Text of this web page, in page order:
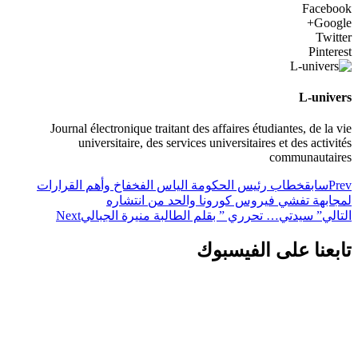
Facebook
Google+
Twitter
Pinterest
L-univers
Journal électronique traitant des affaires étudiantes, de la vie
universitaire, des services universitaires et des activités
communautaires
Prevسابقخطاب رئيس الحكومة الياس الفخفاخ وأهم القرارات
لمجابهة تفشي فيروس كورونا والحد من انتشاره
التالي” سيدتي… تحرري ” بقلم الطالبة منيرة الجباليNext
تابعنا على الفيسبوك